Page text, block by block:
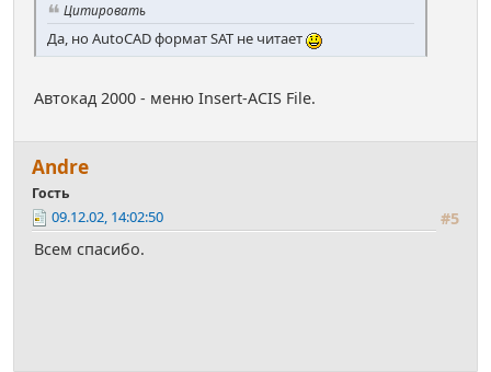
Цитировать
Да, но AutoCAD формат SAT не читает
Автокад 2000 - меню Insert-ACIS File.
Andre
Гость
#5
09.12.02, 14:02:50
Всем спасибо.